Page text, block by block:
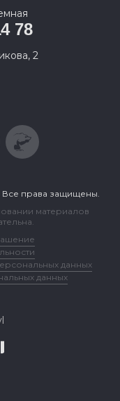
78
2
Все права защищены.
материалов
данных
данных